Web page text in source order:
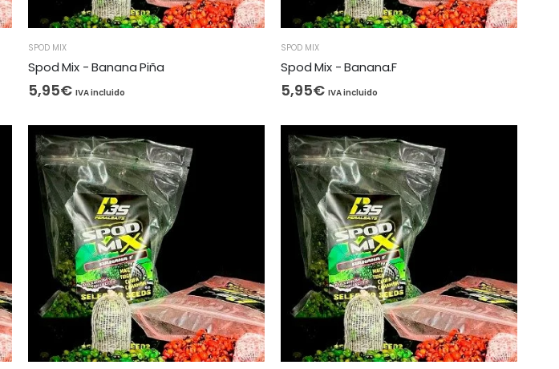
SPOD MIX
Spod Mix - Banana Piña
5,95€ IVA incluido
SPOD MIX
Spod Mix - Banana.F
5,95€ IVA incluido